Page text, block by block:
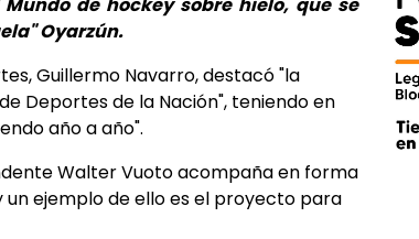
Oyarzún.
Guillermo Navarro, destacó "la
Deportes de la Nación", teniendo en
año a año".
Walter Vuoto acompaña en forma
ejemplo de ello es el proyecto para